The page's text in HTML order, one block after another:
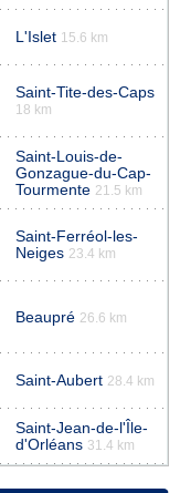
L'Islet 15.6 km
Saint-Tite-des-Caps
18 km
Saint-Louis-de-
Gonzague-du-Cap-
Tourmente 21.5 km
Saint-Ferréol-les-
Neiges 23.4 km
Beaupré 26.6 km
Saint-Aubert 28.4 km
Saint-Jean-de-l'Île-
d'Orléans 31.4 km